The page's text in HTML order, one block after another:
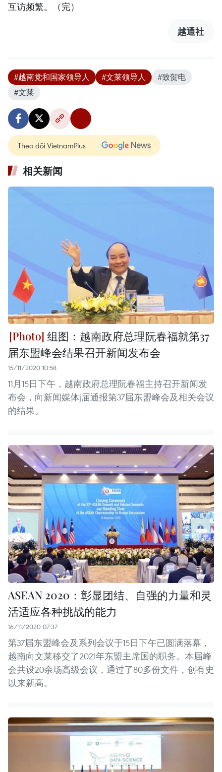
互访频繁。（完）
越通社
#越南党和国家领导人 #文莱领导人
#致贺电
#文莱
Theo dõi VietnamPlus
相关新闻
组图：越南政府总理阮春福就第37
届东盟峰会结果召开新闻发布会
15/11/2020 10:58
11月15日下午，越南政府总理阮春福主持召开新闻发
布会，向新闻媒体j届通报第37届东盟峰会及相关会议
的结果。
ASEAN 2020：彰显团结、自强的力量和灵
活适应各种挑战的能力
16/11/2020 07:37
第37届东盟峰会及系列会议于15日下午已圆满落幕，
越南向文莱移交了2021年东盟主席国的职务。本届峰
会共设20余场高级会议，通过了80多份文件，创有史
以来新高。